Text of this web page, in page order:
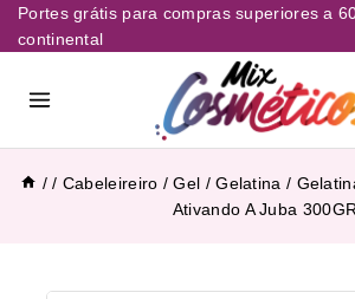
Portes grátis para compras superiores a
continental
/ / Cabeleireiro / Gel / Gelatina /
Ativando A Juba 300GR